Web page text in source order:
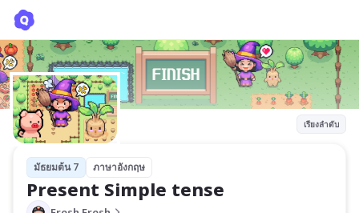
เรียงลำดับ
มัธยมต้น 7 ภาษาอังกฤษ
Present Simple tense